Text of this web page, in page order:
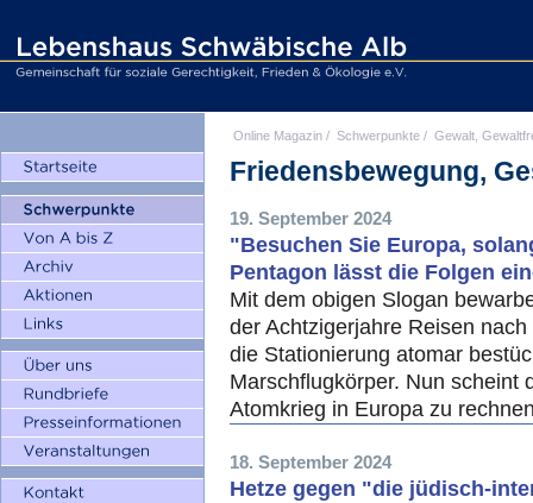
Online Magazin / Schwerpunkte / Gewalt,
Friedensbewegung,
19. September 2024
"Besuchen Sie Europa,
Pentagon lässt die Folgen
Mit dem obigen Slogan
der Achtzigerjahre Reisen
die Stationierung atomar
Marschflugkörper. Nun scheint
Atomkrieg in Europa zu
18. September 2024
Hetze gegen "die jüdisch-